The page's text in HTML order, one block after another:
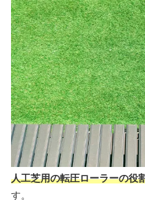
人工芝用の転圧ローラーの役
す。